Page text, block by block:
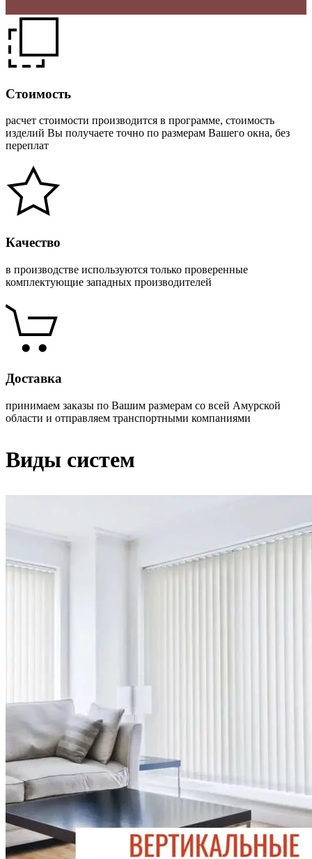
Стоимость
расчет стоимости производится в программе, стоимость
изделий Вы получаете точно по размерам Вашего окна, без
переплат
Качество
в производстве используются только проверенные
комплектующие западных производителей
Доставка
принимаем заказы по Вашим размерам со всей Амурской
области и отправляем транспортными компаниями
Виды систем